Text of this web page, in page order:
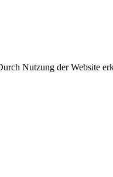
Nutzung der Website